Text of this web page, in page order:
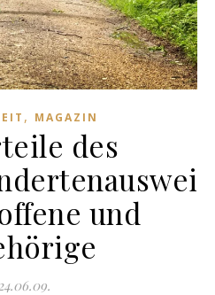
, MAGAZIN
des
und